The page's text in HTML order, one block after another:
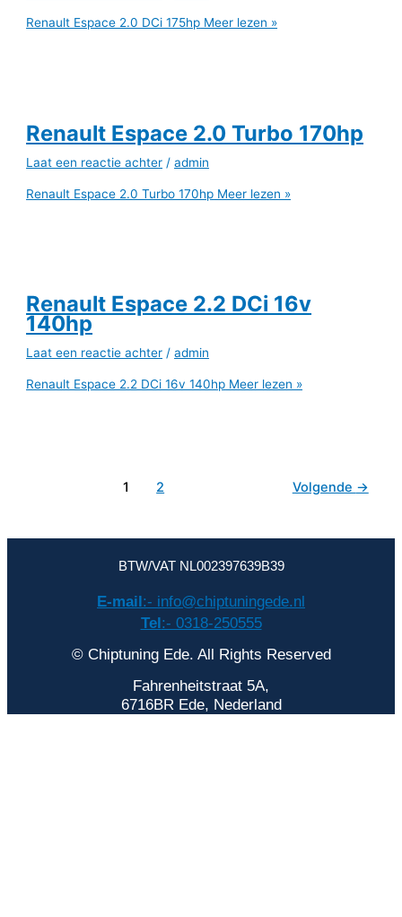
Renault Espace 2.0 DCi 175hp Meer lezen »
Renault Espace 2.0 Turbo 170hp
Laat een reactie achter /admin
Renault Espace 2.0 Turbo 170hp Meer lezen »
Renault Espace 2.2 DCi 16v
140hp
Laat een reactie achter /admin
Renault Espace 2.2 DCi 16v 140hp Meer lezen »
1 2 Volgende →
BTW/VAT NL002397639B39
E-mail:- info@chiptuningede.nl
Tel:- 0318-250555
© Chiptuning Ede. All Rights Reserved
Fahrenheitstraat 5A,
6716BR Ede, Nederland